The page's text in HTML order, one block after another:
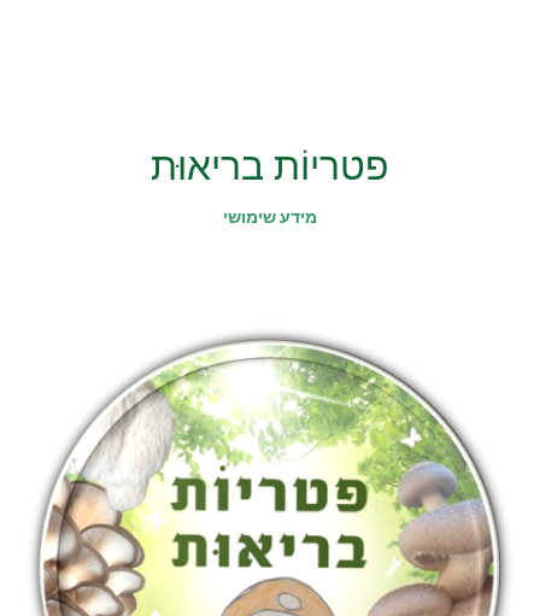
פטריוֹת בריאוּת
מידע שימושי